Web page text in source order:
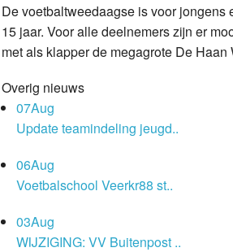
De voetbaltweedaagse is voor jongens
15 jaar. Voor alle deelnemers zijn er
met als klapper de megagrote De Haan
Overig nieuws
07Aug
Update teamindeling jeugd..
06Aug
Voetbalschool Veerkr88 st..
03Aug
WIJZIGING: VV Buitenpost ..